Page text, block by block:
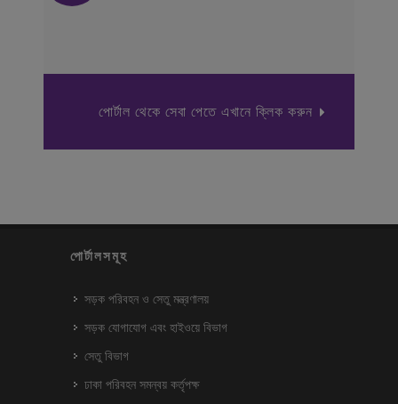
পোর্টাল থেকে সেবা পেতে এখানে ক্লিক করুন
পোর্টালসমূহ
সড়ক পরিবহন ও সেতু মন্ত্রণালয়
সড়ক যোগাযোগ এবং হাইওয়ে বিভাগ
সেতু বিভাগ
ঢাকা পরিবহন সমন্বয় কর্তৃপক্ষ